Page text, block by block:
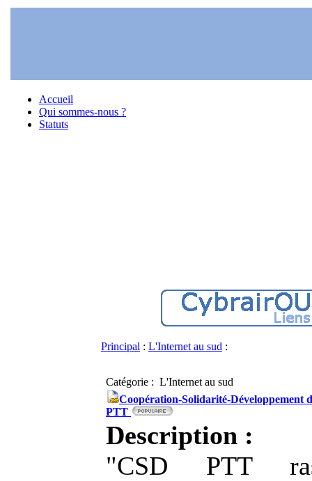
Accueil
Qui sommes-nous ?
Statuts
Principal : L'Internet au sud :
Catégorie : L'Internet au sud
Coopération-Solidarité-Développement
PTT
Description :
"CSD PTT